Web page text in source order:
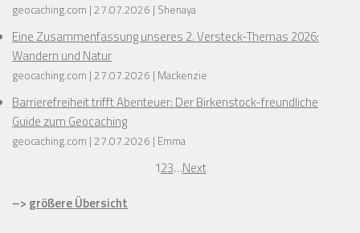
geocaching.com 27.07.2026 Shenaya
Eine Zusammenfassung unseres 2. Versteck-Themas 2026:
Wandern und Natur
geocaching.com 27.07.2026 Mackenzie
Barrierefreiheit trifft Abenteuer: Der Birkenstock-freundliche
Guide zum Geocaching
geocaching.com 27.07.2026 Emma
123…Next
–> größere Übersicht